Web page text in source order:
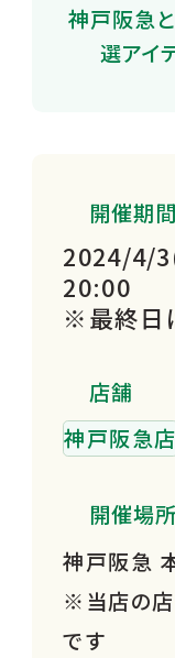
神戸阪急
選アイ
開催期間
2024/4/
20:00
※最終日
店舗
神戸阪急店
開催場所
神戸阪急
※当店の店
です